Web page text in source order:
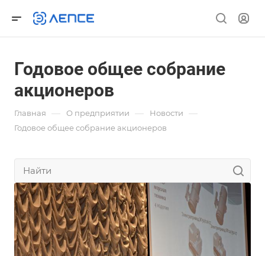
Годовое общее собрание
акционеров
Главная — О предприятии — Новости —
Годовое общее собрание акционеров